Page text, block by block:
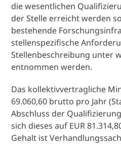
die wesentlichen
der Stelle erreicht werden
bestehende
stellenspezifische
Stellenbeschreibung unter
entnommen werden.
Das kollektivvertragliche
69.060,60 brutto pro Jahr
Abschluss der
sich dieses auf EUR
Gehalt ist